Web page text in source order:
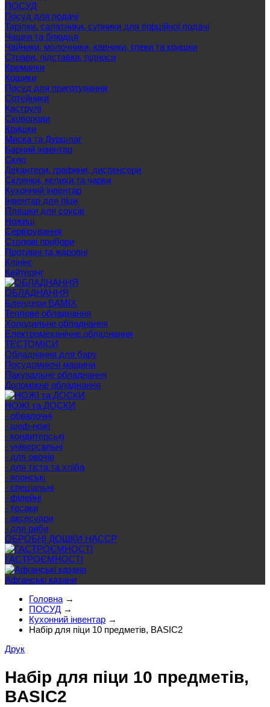
ПОСУД
Посуд для подачі
Тарілки, салатники, супники для порційної подачі
Чашки та блюдця
Чайники, молочники, кавники, глеки та кришки
Страви, підставки, підноси
Креманки
Кошики
Посуд для приготування
Сотейники
Каструлі
Сковороди
Кришки
Миска та Дуршлаг
Барний інвентар
Скло
Декантери, графини, диспенсери
Склянки, келихи та чарки
Кухонний інвентар
Інвентар для піци
Пляшки для соусів
Ножиці
Сервірування
Cтолові прибори
Противні та жаровні
Клінінг
Кейтерінг
ОБЛАДНАННЯ
Блендери BAMIX
Теплове обладнання
Холодильне обладнання
Електромеханічне обладнання
ТЕСТОМІСИ
Обладнання для бару
Посудомиючі машини
Пакувальне обладнання
Допоміжне обладнання
НОЖІ та ДОСКИ
- обвалочні
- шеф-ножі
- кондитерські
- універсальні
- для овочів
- для тіста та хліба
- японські
- спеціальні
- філейні
- тесаки
- аксесуари
- для риби
ОБРОБНІ ДОШКИ HACCP
ГАСТРОЄМНОСТІ
Афганські казани
Головна →
ПОСУД →
Кухонний інвентар →
Набір для піци 10 предметів, BASIC2
Друк
Набір для піци 10 предметів,
BASIC2